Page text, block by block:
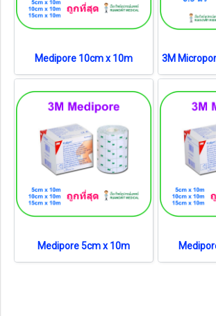
Medipore 10cm x 10m
Medipore 5cm x 10m